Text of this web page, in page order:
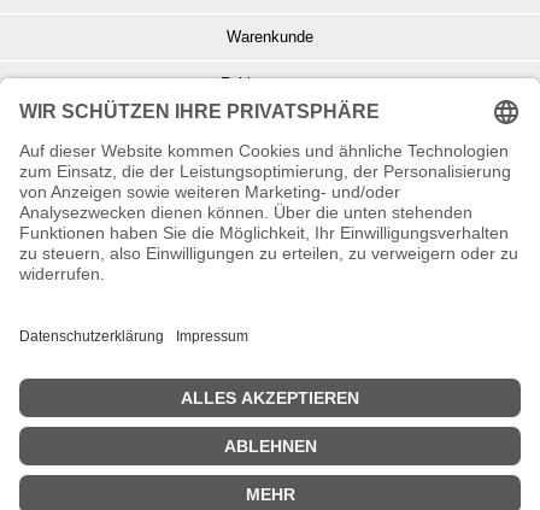
Warenkunde
Zahlungsarten
Info zu Elektro- u. Elektronikgeräten
Batterieentsorgung
Informationen zur Echtheit von Kundenbewertungen
© Copyright 2026 Wohnambiente-Shop